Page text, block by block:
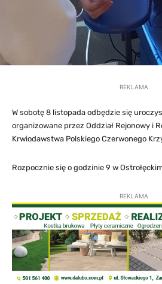
REKLAMA
W sobotę 8 listopada odbędzie się
organizowane przez Oddział Rejonowy i
Krwiodawstwa Polskiego Czerwonego
Rozpocznie się o godzinie 9 w
REKLAMA